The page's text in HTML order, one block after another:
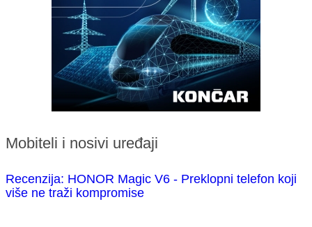
Mobiteli i nosivi uređaji
Recenzija: HONOR Magic V6 - Preklopni telefon koji
više ne traži kompromise